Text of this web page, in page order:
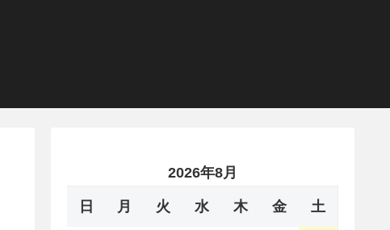
2026年8月
日 月 火 水 木 金 土